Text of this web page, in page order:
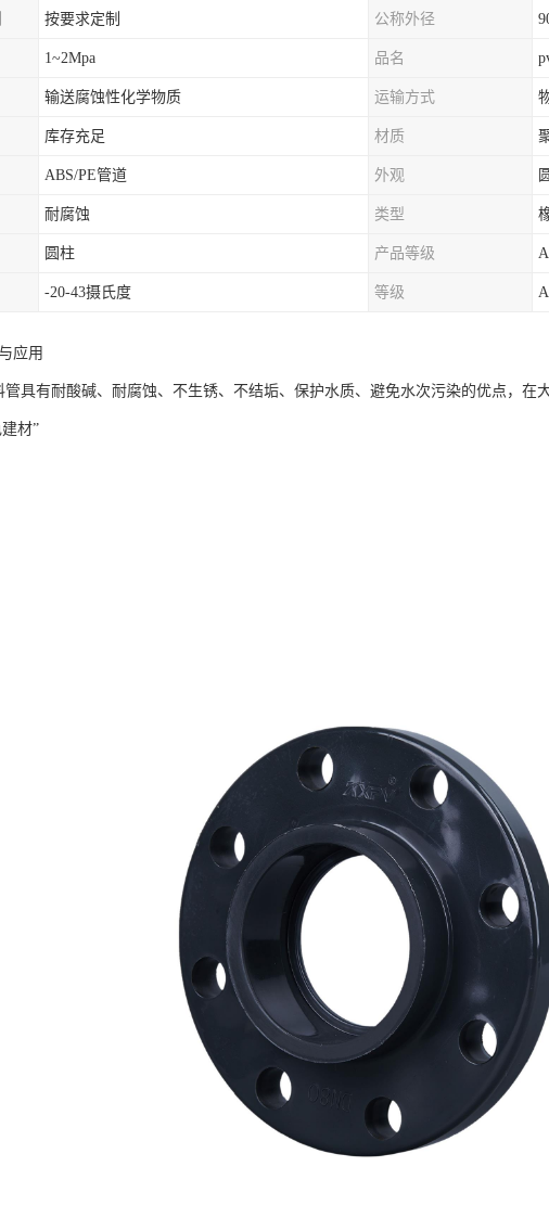
按要求定制 公称外径
1~2Mpa 品名
输送腐蚀性化学物质 运输方式
库存充足 材质
ABS/PE管道 外观
耐腐蚀 类型
圆柱 产品等级
-20-43摄氏度 等级
应用
具有耐酸碱、耐腐蚀、不生锈、不结垢、保护水质、避免水次污染的优点，在
材”